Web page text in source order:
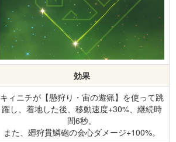
効果
キィニチが【懸狩り・宙の遊猟】を使って跳
躍し、着地した後、移動速度+30%、継続時
間6秒。
また、廻狩貫鱗砲の会心ダメージ+100%。